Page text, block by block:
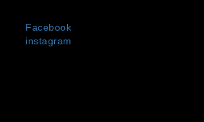
Facebook
instagram